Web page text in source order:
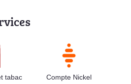
tabac Compte Nickel